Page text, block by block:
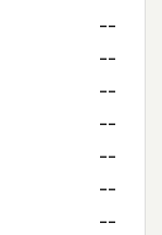
--
--
--
--
--
--
--